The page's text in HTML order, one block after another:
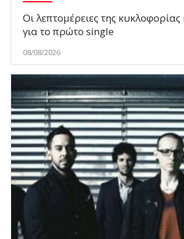
Οι λεπτομέρειες της κυκλοφορίας
για το πρώτο single
08/08/2026